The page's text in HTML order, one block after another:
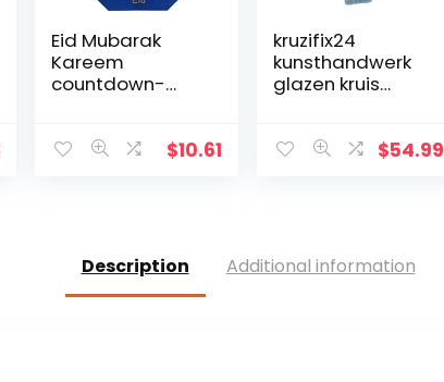
Eid Mubarak
Kareem
countdown-
vilten kalender
decoratie
$10.61
kruzifix24
kunsthandwerk
glazen kruis
blauw
$54.99
Description Additional information